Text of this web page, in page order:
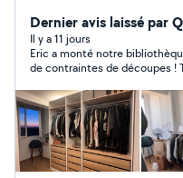
je propose mes services
Dernier avis laissé par
Il y a 11 jours
Eric a monté notre
de contraintes de découpes !
personne très gentille et